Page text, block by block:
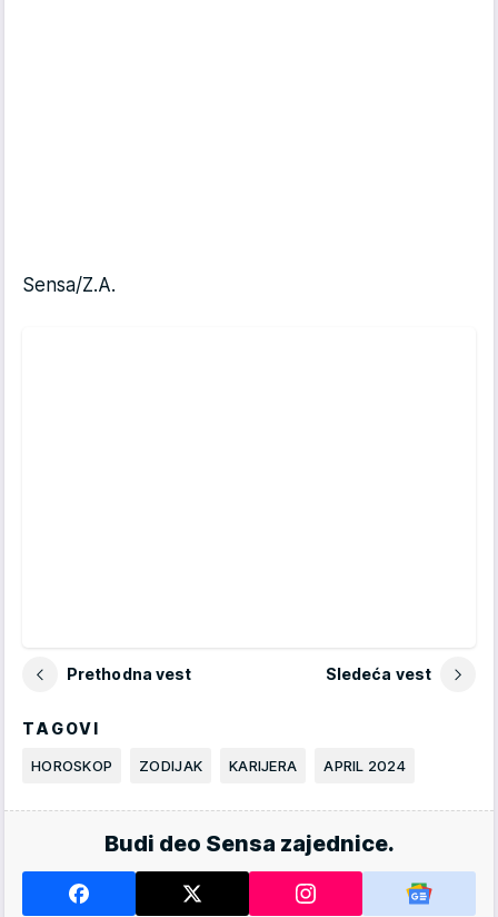
Sensa/Z.A.
Prethodna vest Sledeća vest
TAGOVI
HOROSKOP ZODIJAK KARIJERA APRIL 2024
Budi deo Sensa zajednice.